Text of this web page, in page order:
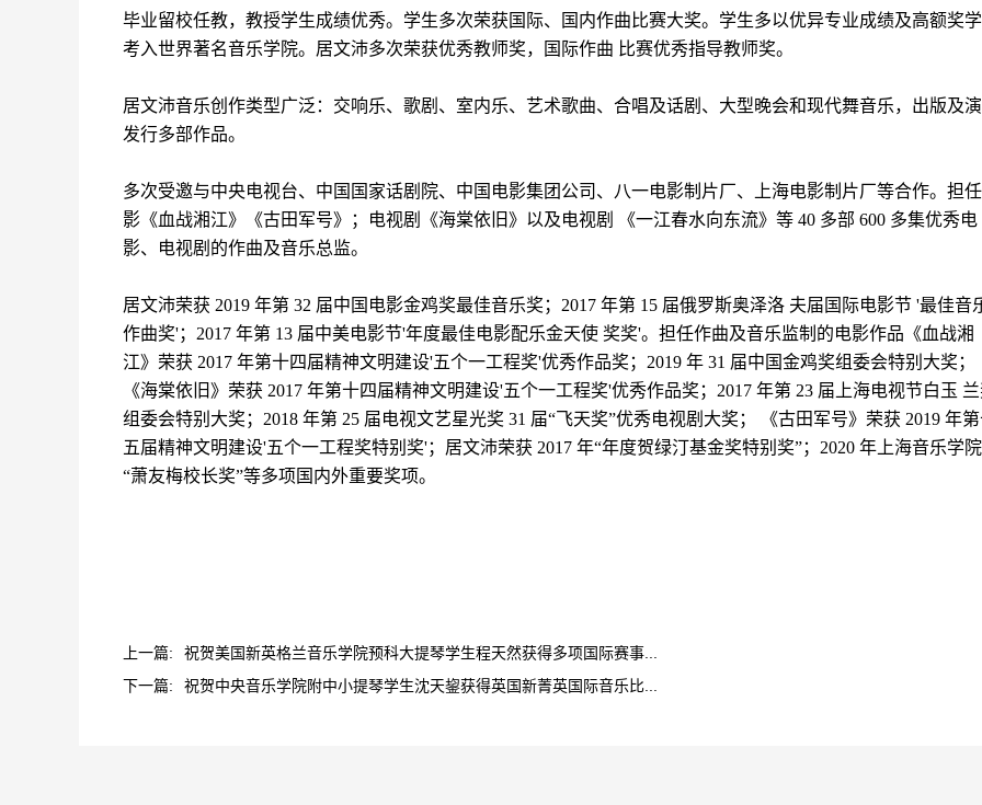
毕业留校任教，教授学生成绩优秀。学生多次荣获国际、国内作曲比赛大奖。学生多以优异专业成绩及高额奖
考入世界著名音乐学院。居文沛多次荣获优秀教师奖，国际作曲 比赛优秀指导教师奖。
居文沛音乐创作类型广泛：交响乐、歌剧、室内乐、艺术歌曲、合唱及话剧、大型晚会和现代舞音乐，出版及
发行多部作品。
多次受邀与中央电视台、中国国家话剧院、中国电影集团公司、八一电影制片厂、上海电影制片厂等合作。担
影《血战湘江》《古田军号》；电视剧《海棠依旧》以及电视剧
《一江春水向东流》等 40 多部 600 多集优秀电
影、电视剧的作曲及音乐总监。
居文沛荣获 2019 年第 32 届中国电影金鸡奖最佳音乐奖；2017 年第 15 届俄罗斯奥泽洛 夫届国际电影节 '最佳音
作曲奖'；2017 年第 13 届中美电影节'年度最佳电影配乐金天使 奖奖'。担任作曲及音乐监制的电影作品《血战湘
江》荣获 2017 年第十四届精神文明建设'五个一工程奖'优秀作品奖；2019 年 31 届中国金鸡奖组委会特别大奖；
《海棠依旧》荣获 2017 年第十四届精神文明建设'五个一工程奖'优秀作品奖；2017 年第 23 届上海电视节白玉
组委会特别大奖；2018 年第 25 届电视文艺星光奖 31 届“飞天奖”优秀电视剧大奖； 《古田军号》荣获 2019 年
五届精神文明建设'五个一工程奖特别奖'；居文沛荣获 2017 年“年度贺绿汀基金奖特别奖”；2020 年上海音乐学院
“萧友梅校长奖”等多项国内外重要奖项。
上一篇:
祝贺美国新英格兰音乐学院预科大提琴学生程天然获得多项国际赛事...
下一篇:
祝贺中央音乐学院附中小提琴学生沈天鋆获得英国新菁英国际音乐比...